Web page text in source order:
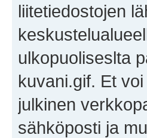
liitetiedostojen
ulkopuoliseslta
kuvani.gif. Et
julkinen
sähköposti ja